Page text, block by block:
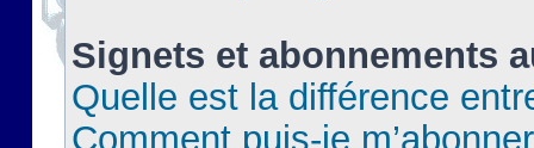
Signets et abonnements
Quelle est la différence
Comment puis-je